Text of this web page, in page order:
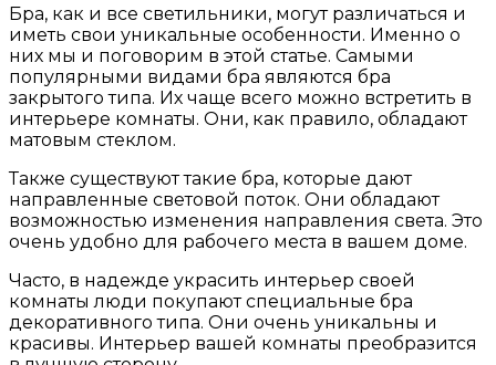
Бра, как и все светильники, могут различаться и
иметь свои уникальные особенности. Именно о
них мы и поговорим в этой статье. Самыми
популярными видами бра являются бра
закрытого типа. Их чаще всего можно встретить в
интерьере комнаты. Они, как правило, обладают
матовым стеклом.
Также существуют такие бра, которые дают
направленные световой поток. Они обладают
возможностью изменения направления света. Это
очень удобно для рабочего места в вашем доме.
Часто, в надежде украсить интерьер своей
комнаты люди покупают специальные бра
декоративного типа. Они очень уникальны и
красивы. Интерьер вашей комнаты преобразится